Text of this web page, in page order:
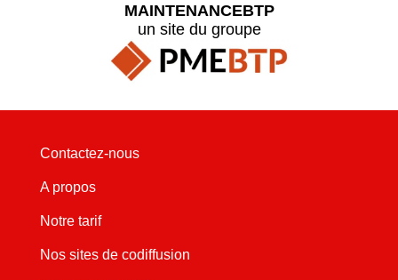
MAINTENANCEBTP
un site du groupe
Contactez-nous
A propos
Notre tarif
Nos sites de codiffusion